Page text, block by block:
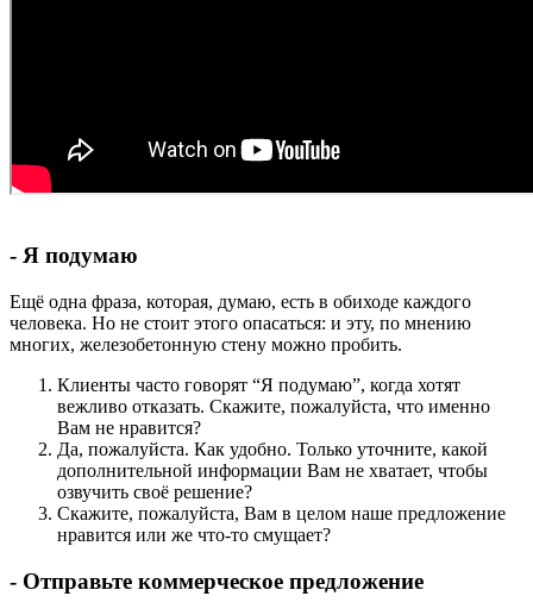
- Я подумаю
Ещё одна фраза, которая, думаю, есть в обиходе каждого
человека. Но не стоит этого опасаться: и эту, по мнению
многих, железобетонную стену можно пробить.
Клиенты часто говорят “Я подумаю”, когда хотят
вежливо отказать. Скажите, пожалуйста, что именно
Вам не нравится?
Да, пожалуйста. Как удобно. Только уточните, какой
дополнительной информации Вам не хватает, чтобы
озвучить своё решение?
Скажите, пожалуйста, Вам в целом наше предложение
нравится или же что-то смущает?
- Отправьте коммерческое предложение